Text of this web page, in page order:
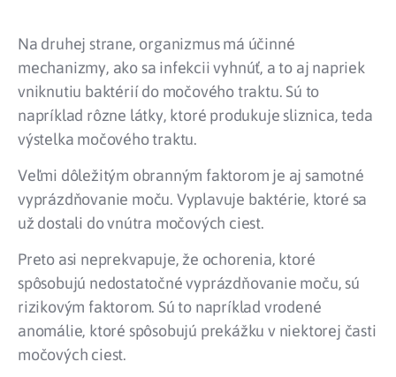
Na druhej strane, organizmus má účinné
mechanizmy, ako sa infekcii vyhnúť, a to aj napriek
vniknutiu baktérií do močového traktu. Sú to
napríklad rôzne látky, ktoré produkuje sliznica, teda
výstelka močového traktu.
Veľmi dôležitým obranným faktorom je aj samotné
vyprázdňovanie moču. Vyplavuje baktérie, ktoré sa
už dostali do vnútra močových ciest.
Preto asi neprekvapuje, že ochorenia, ktoré
spôsobujú nedostatočné vyprázdňovanie moču, sú
rizikovým faktorom. Sú to napríklad vrodené
anomálie, ktoré spôsobujú prekážku v niektorej časti
močových ciest.